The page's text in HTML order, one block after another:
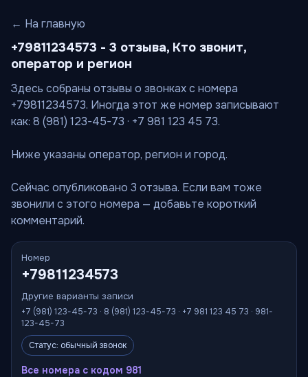
← На главную
+79811234573 - 3 отзыва, Кто звонит,
оператор и регион
Здесь собраны отзывы о звонках с номера
+79811234573. Иногда этот же номер записывают
как: 8 (981) 123-45-73 · +7 981 123 45 73.
Ниже указаны оператор, регион и город.
Сейчас опубликовано 3 отзыва. Если вам тоже
звонили с этого номера — добавьте короткий
комментарий.
Номер
+79811234573
Другие варианты записи
+7 (981) 123-45-73 · 8 (981) 123-45-73 · +7 981 123 45 73 · 981-
123-45-73
Статус: обычный звонок
Все номера с кодом 981